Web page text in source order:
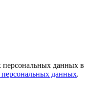
персональных данных в
данных.